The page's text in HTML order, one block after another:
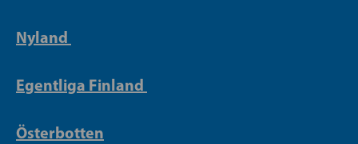
Nyland
Egentliga Finland
Österbotten